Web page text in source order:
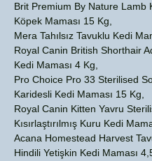
Brit Premium By Nature Lamb
Köpek Maması 15 Kg,
Mera Tahılsız Tavuklu Kedi
Royal Canin British Shorthair
Kedi Maması 4 Kg,
Pro Choice Pro 33 Sterilised
Karidesli Kedi Maması 15 Kg,
Royal Canin Kitten Yavru
Kısırlaştırılmış Kuru Kedi
Acana Homestead Harvest
Hindili Yetişkin Kedi Maması